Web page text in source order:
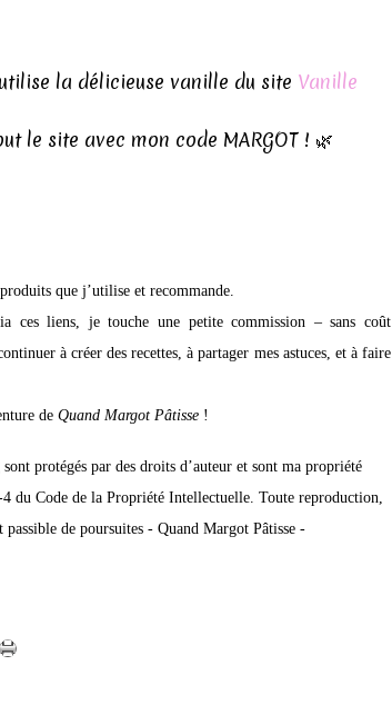
la délicieuse vanille du site Vanille
le site avec mon code MARGOT ! 🌿
que j’utilise et recommande.
ces liens, je touche une petite commission – sans coût
à créer des recettes, à partager mes astuces, et à faire
de Quand Margot Pâtisse !
protégés par des droits d’auteur et sont ma propriété
du Code de la Propriété Intellectuelle. Toute reproduction,
passible de poursuites - Quand Margot Pâtisse -